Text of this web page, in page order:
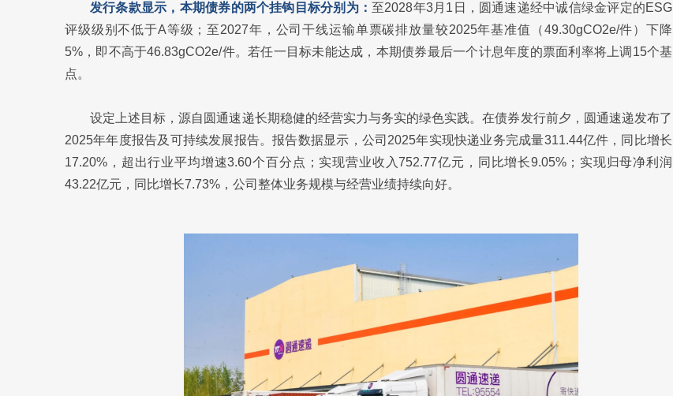
发行条款显示，本期债券的两个挂钩目标分别为：至2028年3月1日，圆通速递经中诚信绿金评定的ESG
评级级别不低于A等级；至2027年，公司干线运输单票碳排放量较2025年基准值（49.30gCO2e/件）下降
5%，即不高于46.83gCO2e/件。若任一目标未能达成，本期债券最后一个计息年度的票面利率将上调15个基
点。
设定上述目标，源自圆通速递长期稳健的经营实力与务实的绿色实践。在债券发行前夕，圆通速递发布了
2025年年度报告及可持续发展报告。报告数据显示，公司2025年实现快递业务完成量311.44亿件，同比增长
17.20%，超出行业平均增速3.60个百分点；实现营业收入752.77亿元，同比增长9.05%；实现归母净利润
43.22亿元，同比增长7.73%，公司整体业务规模与经营业绩持续向好。